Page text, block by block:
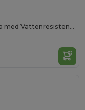
Damskal Softshelljacka med Vattenresistens och Komfort